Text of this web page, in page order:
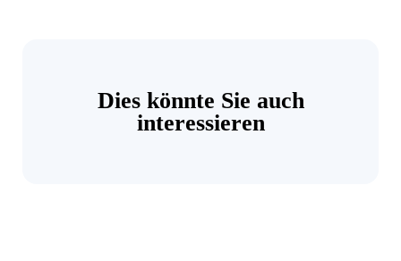
Dies könnte Sie auch
interessieren